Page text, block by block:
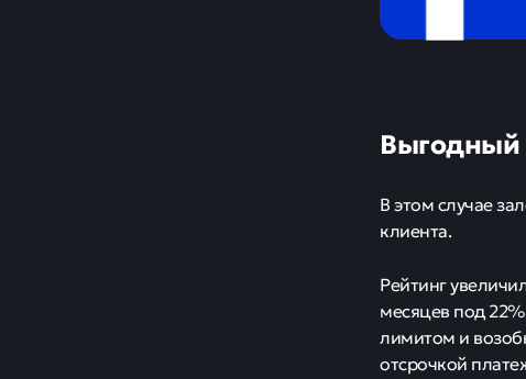
Выгодный
В этом случае
клиента.
Рейтинг
месяцев под
лимитом и
отсрочкой